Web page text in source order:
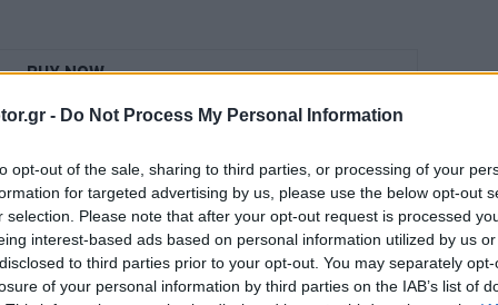
- Do Not Process My Personal Information
opt-out of the sale, sharing to third parties, or processing of your
for targeted advertising by us, please use the below opt-out
selection. Please note that after your opt-out request is processed
interest-based ads based on personal information utilized by us
to third parties prior to your opt-out. You may separately
of your personal information by third parties on the IAB’s list of
BUY NOW
ΚΑΥΣΑΕΡΙΩΝ; ΚΛΕΙΣΕ ΡΑΝΤΕΒΟΥ
SUV ΤΗΣ RENAULT
Η ΝΕΑ MERCEDES GLB
FABIA ME 119 ΕΥΡΩ ΤΟ ΜΗΝΑ